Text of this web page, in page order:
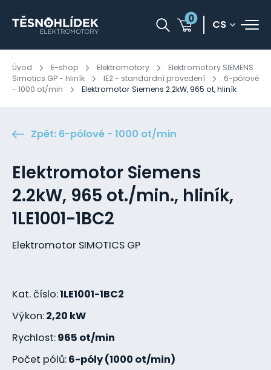
0 CS
Úvod E-shop Elektromotory
Elektromotory SIEMENS
Simotics GP - hliník
IE2 - standardní provedení
6-pólové
- 1000 ot/min
Elektromotor Siemens 2.2kW, 965 ot, hliník
Zpět: 6-pólové - 1000 ot/min
Elektromotor Siemens
2.2kW, 965 ot./min., hliník,
1LE1001-1BC2
Elektromotor SIMOTICS GP
Kat. číslo:1LE1001-1BC2
Výkon:2,20 kW
Rychlost:965 ot/min
Počet pólů:6-póly (1000 ot/min)